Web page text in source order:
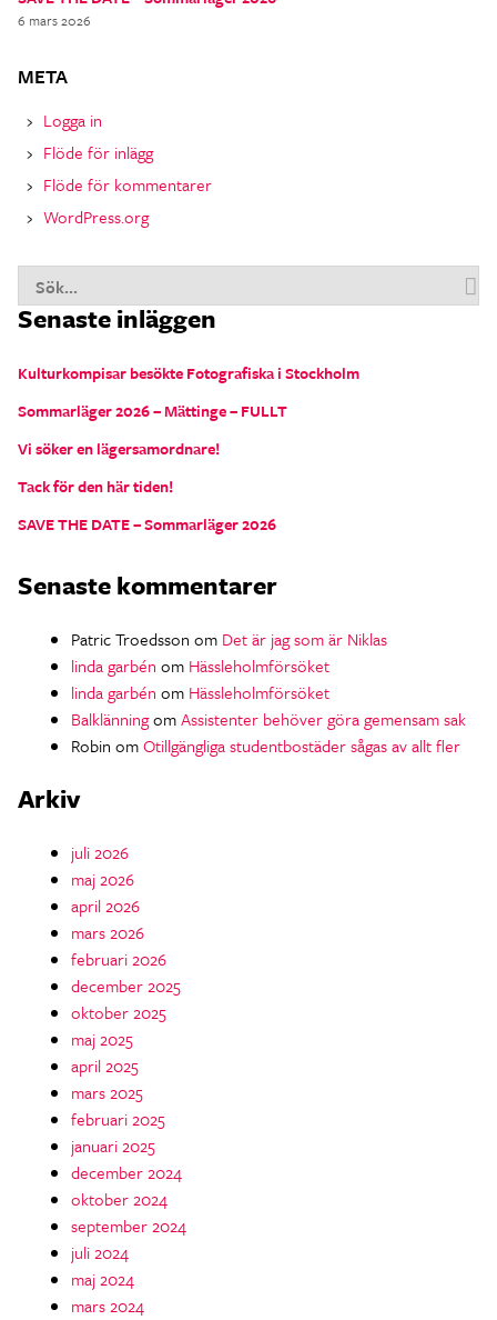
6 mars 2026
META
Logga in
Flöde för inlägg
Flöde för kommentarer
WordPress.org
Senaste inläggen
Kulturkompisar besökte Fotografiska i Stockholm
Sommarläger 2026 – Mättinge – FULLT
Vi söker en lägersamordnare!
Tack för den här tiden!
SAVE THE DATE – Sommarläger 2026
Senaste kommentarer
Patric Troedsson om Det är jag som är Niklas
linda garbén om Hässleholmförsöket
linda garbén om Hässleholmförsöket
BalklänningomAssistenter behöver göra gemensam sak
Robin omOtillgängliga studentbostäder sågas av allt fler
Arkiv
juli 2026
maj 2026
april 2026
mars 2026
februari 2026
december 2025
oktober 2025
maj 2025
april 2025
mars 2025
februari 2025
januari 2025
december 2024
oktober 2024
september 2024
juli 2024
maj 2024
mars 2024